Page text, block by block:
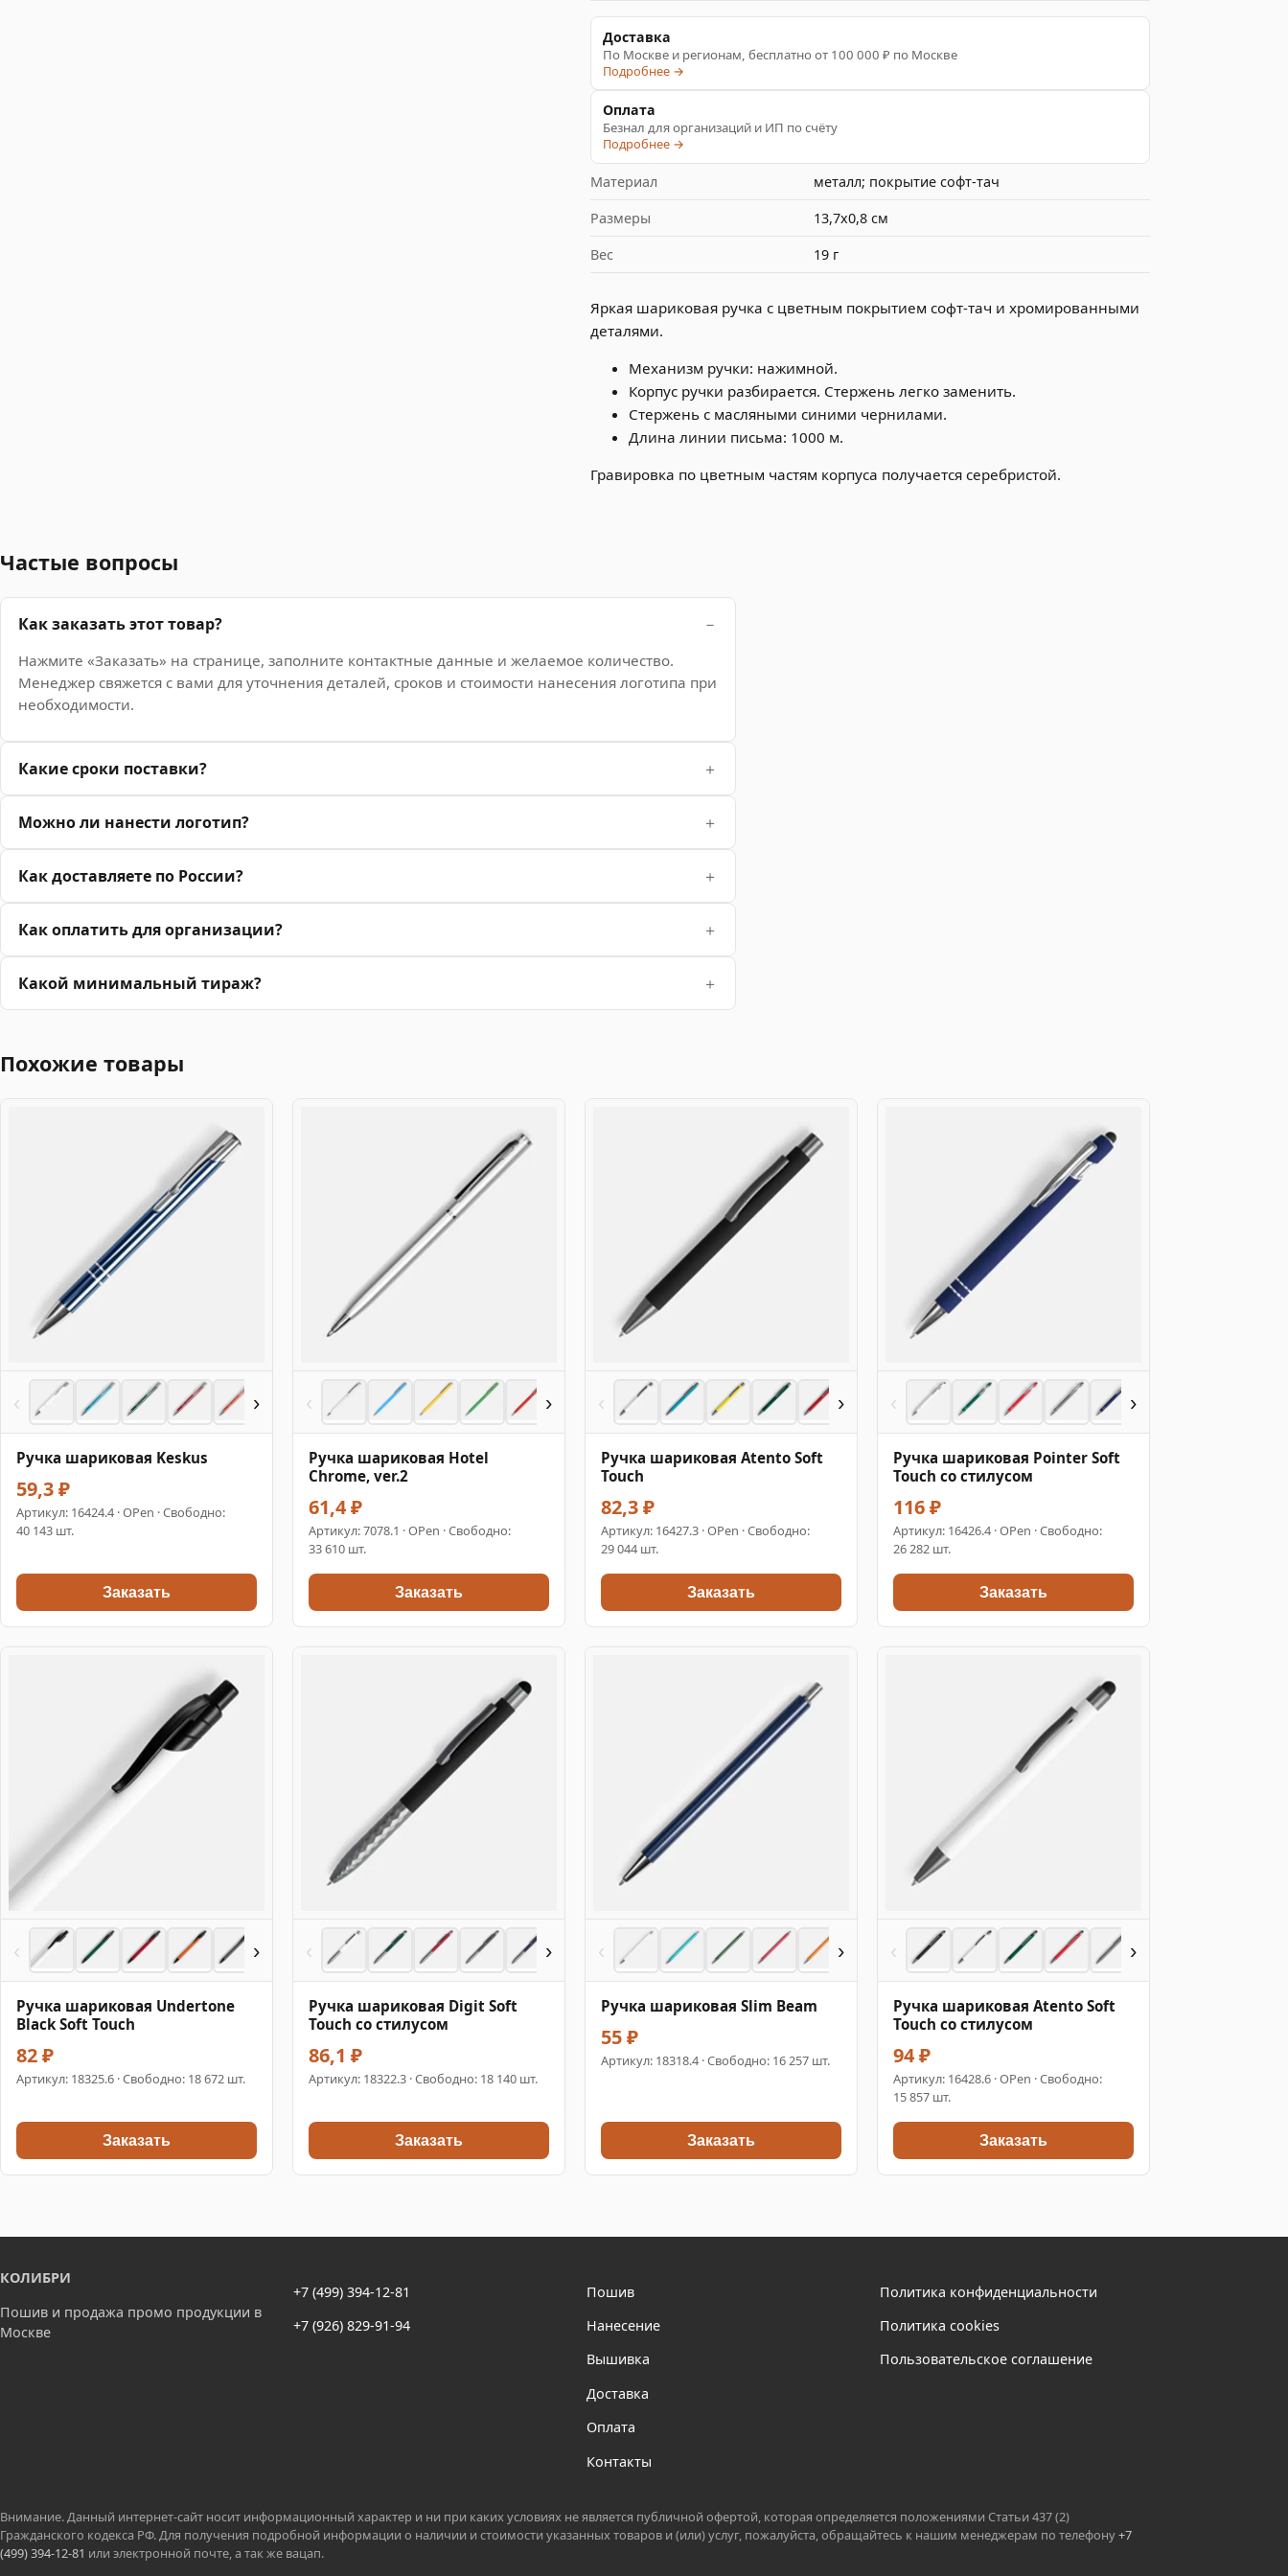
Доставка
По Москве и регионам, бесплатно от 100 000 ₽ по Москве
Подробнее →
Оплата
Безнал для организаций и ИП по счёту
Подробнее →
Материал
металл; покрытие софт-тач
Размеры
13,7х0,8 см
Вес
19 г
Яркая шариковая ручка с цветным покрытием софт-тач и хромированными
деталями.
Механизм ручки: нажимной.
Корпус ручки разбирается. Стержень легко заменить.
Стержень с масляными синими чернилами.
Длина линии письма: 1000 м.
Гравировка по цветным частям корпуса получается серебристой.
Частые вопросы
Как заказать этот товар?
Нажмите «Заказать» на странице, заполните контактные данные и желаемое количество.
Менеджер свяжется с вами для уточнения деталей, сроков и стоимости нанесения логотипа при
необходимости.
Какие сроки поставки?
Можно ли нанести логотип?
Как доставляете по России?
Как оплатить для организации?
Какой минимальный тираж?
Похожие товары
‹ ›
Ручка шариковая Keskus
59,3 ₽
Артикул: 16424.4 · OPen · Свободно:
40 143 шт.
Заказать
‹ ›
Ручка шариковая Hotel
Chrome, ver.2
61,4 ₽
Артикул:7078.1 · OPen · Свободно:
33 610 шт.
Заказать
‹ ›
Ручка шариковая Atento Soft
Touch
82,3 ₽
Артикул: 16427.3 · OPen · Свободно:
29 044 шт.
Заказать
‹ ›
Ручка шариковая Pointer Soft
Touch со стилусом
116 ₽
Артикул: 16426.4 · OPen · Свободно:
26 282 шт.
Заказать
‹ ›
Ручка шариковая Undertone
Black Soft Touch
82 ₽
Артикул: 18325.6 · Свободно: 18 672 шт.
Заказать
‹ ›
Ручка шариковая Digit Soft
Touch со стилусом
86,1 ₽
Артикул: 18322.3 · Свободно: 18 140 шт.
Заказать
‹ ›
Ручка шариковая Slim Beam
55 ₽
Артикул: 18318.4 · Свободно: 16 257 шт.
Заказать
‹ ›
Ручка шариковая Atento Soft
Touch со стилусом
94 ₽
Артикул: 16428.6 · OPen · Свободно:
15 857 шт.
Заказать
КОЛИБРИ
Пошив и продажа промо продукции в
Москве
+7 (499) 394-12-81
+7 (926) 829-91-94
Пошив
Нанесение
Вышивка
Доставка
Оплата
Контакты
Политика конфиденциальности
Политика cookies
Пользовательское соглашение
Внимание. Данный интернет-сайт носит информационный характер и ни при каких условиях не является публичной офертой, которая определяется положениями Статьи 437 (2)
Гражданского кодекса РФ. Для получения подробной информации о наличии и стоимости указанных товаров и (или) услуг, пожалуйста, обращайтесь к нашим менеджерам по телефону+7
(499) 394-12-81 или электронной почте, а так же вацап.